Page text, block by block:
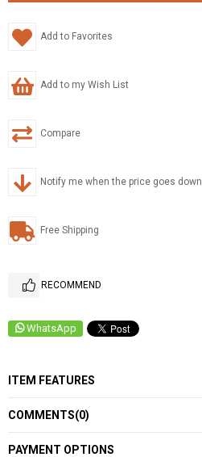
Add to Favorites
Add to my Wish List
Compare
Notify me when the price goes down
Free Shipping
RECOMMEND
WhatsApp
ITEM FEATURES
COMMENTS(0)
PAYMENT OPTIONS